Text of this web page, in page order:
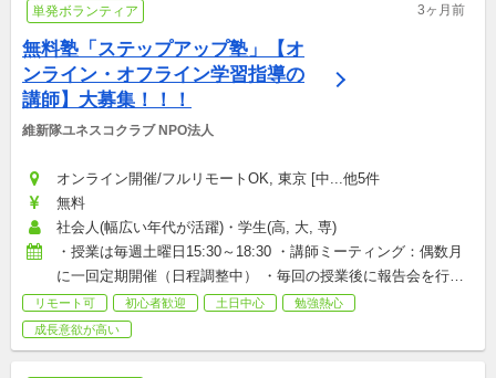
単発ボランティア 3ヶ月前
無料塾「ステップアップ塾」【オ
ンライン・オフライン学習指導の
講師】大募集！！！
維新隊ユネスコクラブ NPO法人
オンライン開催/フルリモートOK, 東京 [中...他5件
無料
社会人(幅広い年代が活躍)・学生(高, 大, 専)
・授業は毎週土曜日15:30～18:30 ・講師ミーティング：偶数月
に一回定期開催（日程調整中） ・毎回の授業後に報告会を行っ
ています。 ☆毎週の参加が必須というわけではありません☆
★1、2回だけの参加は受け付けておりません★
リモート可 初心者歓迎 土日中心
勉強熱心
成長意欲が高い